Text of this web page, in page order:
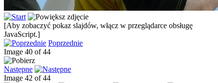
[Aby zobaczyć pokaz slajdów, włącz w przeglądarce obsługę
JavaScript.]
Poprzednie
Image 40 of 44
Następne
Image 42 of 44